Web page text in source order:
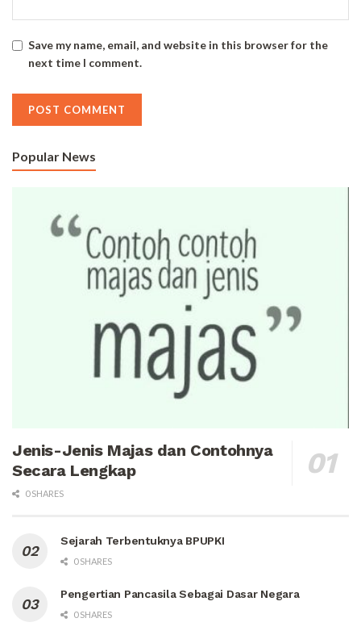
Save my name, email, and website in this browser for the
next time I comment.
Popular News
Jenis-Jenis Majas dan Contohnya
Secara Lengkap
0 SHARES
Sejarah Terbentuknya BPUPKI
0 SHARES
Pengertian Pancasila Sebagai Dasar Negara
0 SHARES